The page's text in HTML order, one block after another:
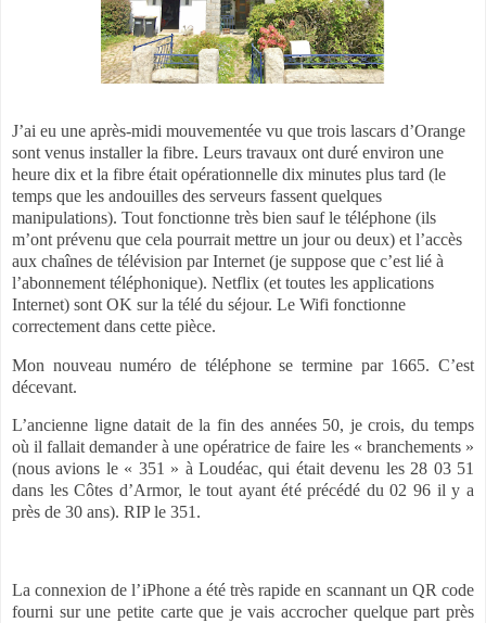
J’ai eu une après-midi mouvementée vu que trois lascars d’Orange
sont venus installer la fibre. Leurs travaux ont duré environ une
heure dix et la fibre était opérationnelle dix minutes plus tard (le
temps que les andouilles des serveurs fassent quelques
manipulations). Tout fonctionne très bien sauf le téléphone (ils
m’ont prévenu que cela pourrait mettre un jour ou deux) et l’accès
aux chaînes de télévision par Internet (je suppose que c’est lié à
l’abonnement téléphonique). Netflix (et toutes les applications
Internet) sont OK sur la télé du séjour. Le Wifi fonctionne
correctement dans cette pièce.
Mon nouveau numéro de téléphone se termine par 1665. C’est
décevant.
L’ancienne ligne datait de la fin des années 50, je crois, du temps
où il fallait demander à une opératrice de faire les « branchements »
(nous avions le « 351 » à Loudéac, qui était devenu les 28 03 51
dans les Côtes d’Armor, le tout ayant été précédé du 02 96 il y a
près de 30 ans). RIP le 351.
La connexion de l’iPhone a été très rapide en scannant un QR code
fourni sur une petite carte que je vais accrocher quelque part près